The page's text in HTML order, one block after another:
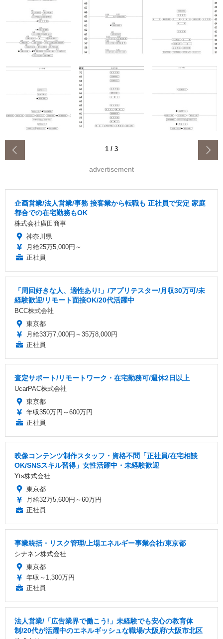
1 / 3
advertisement
企画営業/法人営業/事務 接客業から転職も 正社員で安定 家庭
都合での在宅勤務もOK
株式会社廣田商事
神奈川県
月給25万5,000円～
正社員
「周回好きな人、適性あり!」/アプリテスター/月収30万可/未
経験歓迎/リモート面接OK/20代活躍中
BCC株式会社
東京都
月給33万7,000円～35万8,000円
正社員
査定サポート/リモートワーク・在宅勤務可/週休2日以上
UcarPAC株式会社
東京都
年収350万円～600万円
正社員
映像コンテンツ制作スタッフ・資格不問「正社員/在宅相談
OK/SNSスキル習得」女性活躍中・未経験歓迎
Yts株式会社
東京都
月給32万5,600円～60万円
正社員
事業統括・リスク管理/上場エネルギー事業会社/東京都
シナネン株式会社
東京都
年収～1,300万円
正社員
法人営業/「広告業界で働こう!」未経験でも安心の教育体
制/20代が活躍中のエネルギッシュな職場/大阪府/大阪市北区